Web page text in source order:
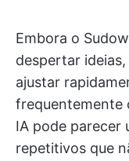
Embora o
despertar
ajustar
frequentemente
IA pode parecer
repetitivos que